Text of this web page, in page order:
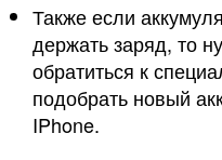
Также если
держать заряд, то
обратиться к
подобрать новый
IPhone.